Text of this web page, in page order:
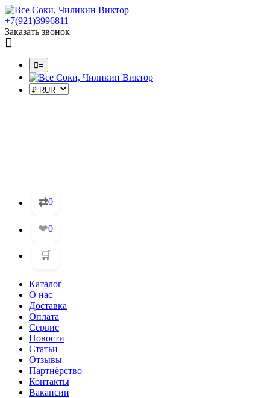
+7(921)3996811
Заказать звонок
=
⇄0
❤0
🛒
Каталог
О нас
Доставка
Оплата
Сервис
Новости
Статьи
Отзывы
Партнёрство
Контакты
Вакансии